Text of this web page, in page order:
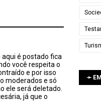
é postado fica
você respeita o
e por isso
moderados e só
ele será deletado.
já que o
➛